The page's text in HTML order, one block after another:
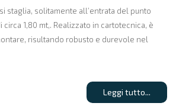
staglia, solitamente all’entrata del punto
circa 1,80 mt,. Realizzato in cartotecnica, è
risultando robusto e durevole nel
Leggi tutto...